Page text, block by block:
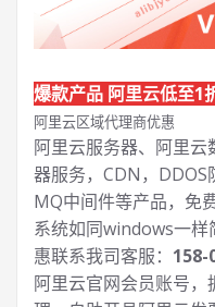
爆款产品 阿里云低至1
阿里云区域代理商优惠
阿里云服务器、阿里
器服务，CDN，DDOS
MQ中间件等产品，免
系统如同windows一样
惠联系我司客服： 158-
阿里云官网会员账号